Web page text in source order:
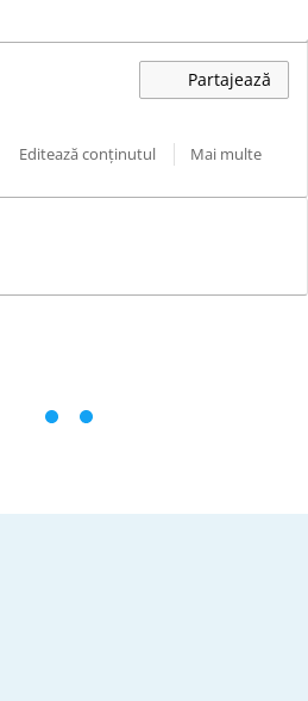
Partajează
Editează conținutul
Mai multe